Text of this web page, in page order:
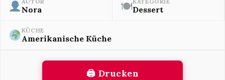
Nora 🍽Dessert
KÜCHE
Amerikanische Küche
🖨 Drucken